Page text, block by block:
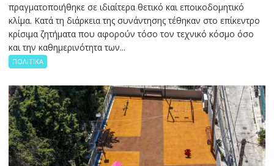
πραγματοποιήθηκε σε ιδιαίτερα θετικό και εποικοδομητικό
κλίμα. Κατά τη διάρκεια της συνάντησης τέθηκαν στο επίκεντρο
κρίσιμα ζητήματα που αφορούν τόσο τον τεχνικό κόσμο όσο
και την καθημερινότητα των...
ΠΟΛΙΤΙΚΑ